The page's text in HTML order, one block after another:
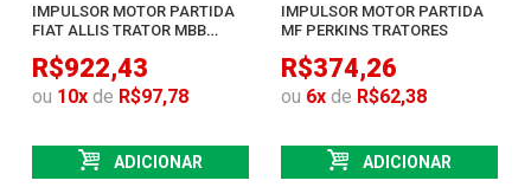
IMPULSOR MOTOR PARTIDA
FIAT ALLIS TRATOR MBB
R$922,43
ou 10x de R$97,78
ADICIONAR
IMPULSOR MOTOR PARTIDA
MF PERKINS TRATORES
R$374,26
ou 6x de R$62,38
ADICIONAR